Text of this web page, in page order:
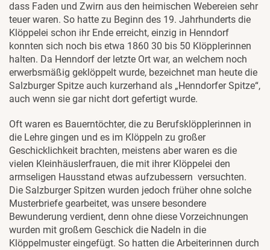
dass Faden und Zwirn aus den heimischen Webereien sehr
teuer waren. So hatte zu Beginn des 19. Jahrhunderts die
Klöppelei schon ihr Ende erreicht, einzig in Henndorf
konnten sich noch bis etwa 1860 30 bis 50 Klöpplerinnen
halten. Da Henndorf der letzte Ort war, an welchem noch
erwerbsmäßig geklöppelt wurde, bezeichnet man heute die
Salzburger Spitze auch kurzerhand als „Henndorfer Spitze“,
auch wenn sie gar nicht dort gefertigt wurde.
Oft waren es Bauerntöchter, die zu Berufsklöpplerinnen in
die Lehre gingen und es im Klöppeln zu großer
Geschicklichkeit brachten, meistens aber waren es die
vielen Kleinhäuslerfrauen, die mit ihrer Klöppelei den
armseligen Hausstand etwas aufzubessern versuchten.
Die Salzburger Spitzen wurden jedoch früher ohne solche
Musterbriefe gearbeitet, was unsere besondere
Bewunderung verdient, denn ohne diese Vorzeichnungen
wurden mit großem Geschick die Nadeln in die
Klöppelmuster eingefügt. So hatten die Arbeiterinnen durch